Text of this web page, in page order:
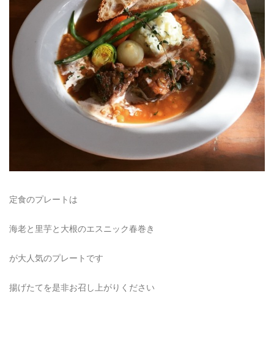
定食のプレートは
海老と里芋と大根のエスニック春巻き
が大人気のプレートです
揚げたてを是非お召し上がりください